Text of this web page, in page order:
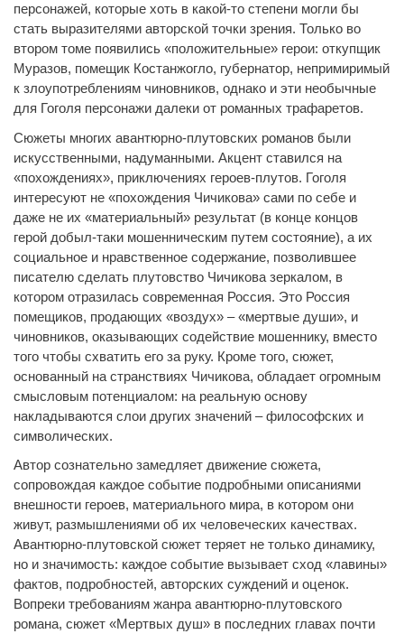
персонажей, которые хоть в какой-то степени могли бы
стать выразителями авторской точки зрения. Только во
втором томе появились «положительные» герои: откупщик
Муразов, помещик Костанжогло, губернатор, непримиримый
к злоупотреблениям чиновников, однако и эти необычные
для Гоголя персонажи далеки от романных трафаретов.
Сюжеты многих авантюрно-плутовских романов были
искусственными, надуманными. Акцент ставился на
«похождениях», приключениях героев-плутов. Гоголя
интересуют не «похождения Чичикова» сами по себе и
даже не их «материальный» результат (в конце концов
герой добыл-таки мошенническим путем состояние), а их
социальное и нравственное содержание, позволившее
писателю сделать плутовство Чичикова зеркалом, в
котором отразилась современная Россия. Это Россия
помещиков, продающих «воздух» – «мертвые души», и
чиновников, оказывающих содействие мошеннику, вместо
того чтобы схватить его за руку. Кроме того, сюжет,
основанный на странствиях Чичикова, обладает огромным
смысловым потенциалом: на реальную основу
накладываются слои других значений – философских и
символических.
Автор сознательно замедляет движение сюжета,
сопровождая каждое событие подробными описаниями
внешности героев, материального мира, в котором они
живут, размышлениями об их человеческих качествах.
Авантюрно-плутовской сюжет теряет не только динамику,
но и значимость: каждое событие вызывает сход «лавины»
фактов, подробностей, авторских суждений и оценок.
Вопреки требованиям жанра авантюрно-плутовского
романа, сюжет «Мертвых душ» в последних главах почти